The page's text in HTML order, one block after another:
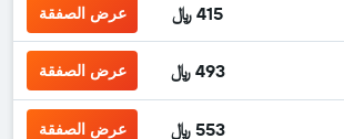
415 ﷼ عرض الصفقة
493 ﷼ عرض الصفقة
553 ﷼ عرض الصفقة